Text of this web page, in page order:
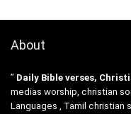
About
” Daily Bible verses,
medias worship, christian
Languages , Tamil christian